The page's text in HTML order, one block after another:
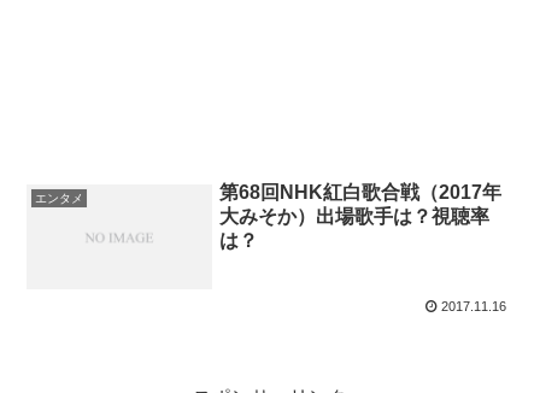
エンタメ
第68回NHK紅白歌合戦（2017年
大みそか）出場歌手は？視聴率
は？
2017.11.16